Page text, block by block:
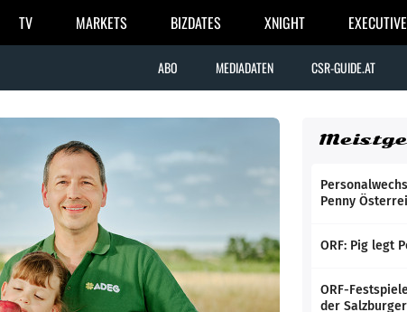
TV MARKETS BIZDATES XNIGHT
ABO MEDIADATEN CSR-GUIDE.AT
Penny
ORF: Pig legt
ORF-
der